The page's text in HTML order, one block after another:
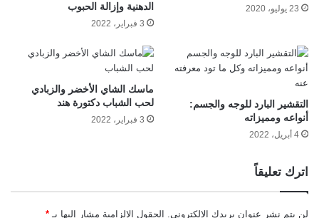
23 يوليو، 2020
الدهنية وإزالة الحبوب
3 فبراير، 2022
التقشير البارد للوجه والجسم:
أنواعه ومميزاته
4 أبريل، 2022
ماسك الشاي الأخضر والزبادي
لحب الشباب دكتورة هند
3 فبراير، 2022
اترك تعليقاً
لن يتم نشر عنوان بريدك الإلكتروني. الحقول الإلزامية مشار إليها بـ *